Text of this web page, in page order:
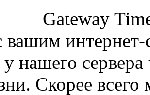
Gateway
вашим интернет-
у нашего
Скорее